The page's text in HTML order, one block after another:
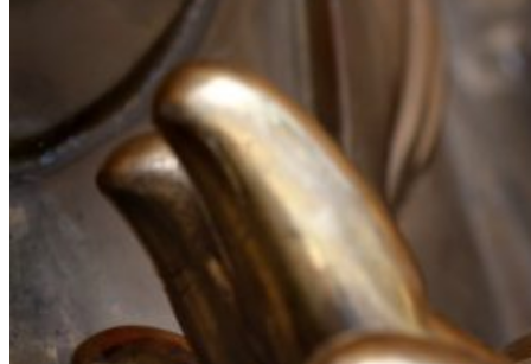
Yoga et marche méditative « Être Mantra »
Mudras
Méditation
Tantra
Cercles tantriques
Thérapie
Qui sommes-nous ?
Centre holistique
Tarifs
Contact